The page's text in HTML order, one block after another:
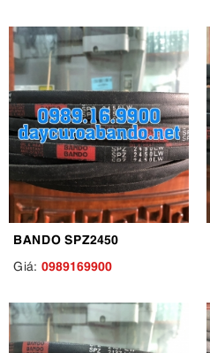
BANDO SPZ2450
Giá: 0989169900